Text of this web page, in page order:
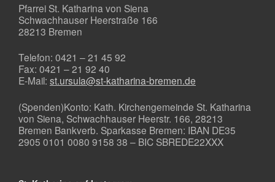
Pfarrei St. Katharina von Siena
Schwachhauser Heerstraße 166
28213 Bremen
Telefon: 0421 – 21 45 92
Fax: 0421 – 21 92 40
E-Mail: st.ursula@st-katharina-bremen.de
(Spenden)Konto: Kath. Kirchengemeinde St. Katharina
von Siena, Schwachhauser Heerstr. 166, 28213
Bremen Bankverb. Sparkasse Bremen: IBAN DE35
2905 0101 0080 9158 38 – BIC SBREDE22XXX